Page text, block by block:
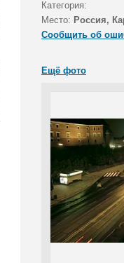
Категория:
Место: Россия,
Сообщить об
Ещё фото